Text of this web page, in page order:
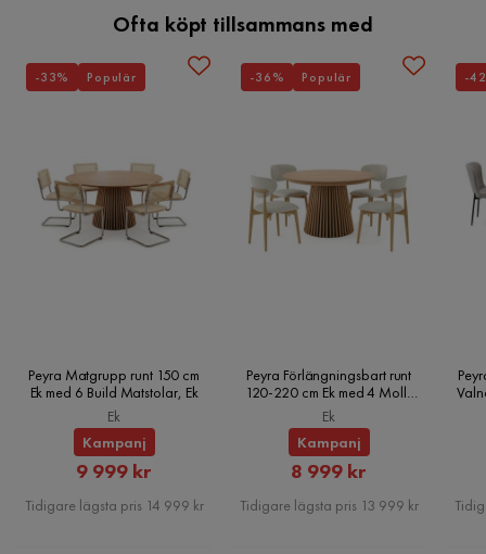
Ofta köpt tillsammans med
Peyra Matgrupp runt 150 cm
Ek med 6 Build Matstolar, Ek
Ek
Kampanj
Rabatterat
Pris
9 999 kr
Tidigare lägsta pris 14 999 kr
-33% Populär
Peyra Förlängningsbart runt
120-220 cm Ek med 4 Molly
Matstolar, Ek
Ek
Kampanj
Rabatterat
Pris
8 999 kr
Tidigare lägsta pris 13 999 kr
-36% Populär -